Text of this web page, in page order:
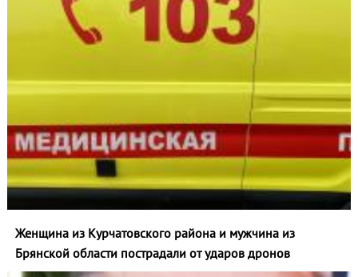
Женщина из Курчатовского района и мужчина из
Брянской области пострадали от ударов дронов